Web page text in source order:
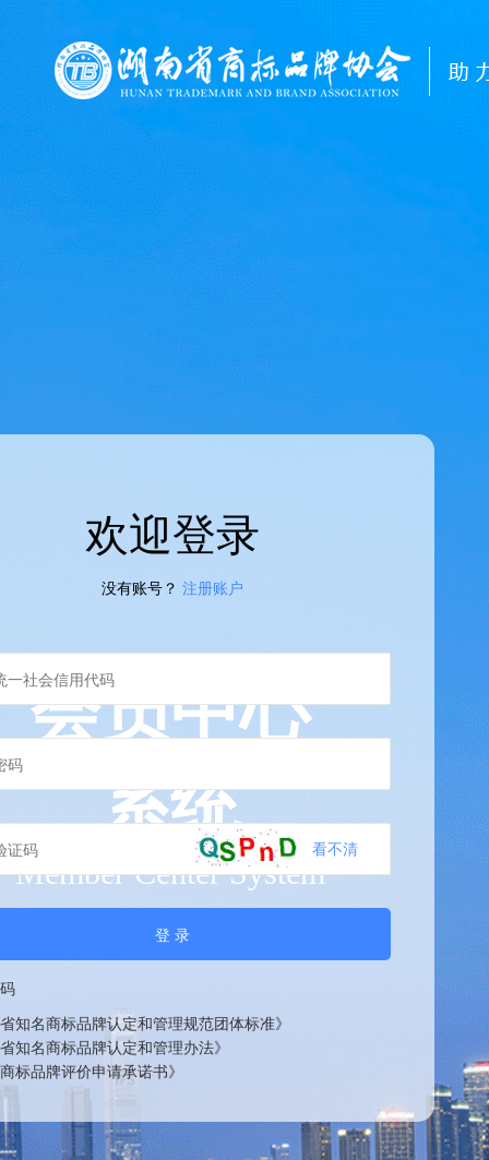
会员中心
系统
Member Center System
欢迎登录
没有账号？ 注册账户
看不清
登 录
知名商标品牌认定和管理规范团体标准》
知名商标品牌认定和管理办法》
标品牌评价申请承诺书》